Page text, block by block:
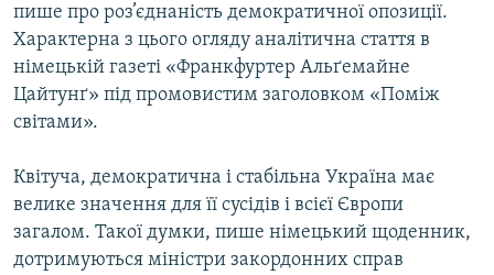
КРИМ РЕАЛІЇ
РУС
УКР
КТАТ
ДОЛУЧАЙСЯ!
пише про роз’єднаність демократичної опозиції.
Характерна з цього огляду аналітична стаття в
німецькій газеті «Франкфуртер Альґемайне
Цайтунґ» під промовистим заголовком «Поміж
світами».
Квітуча, демократична і стабільна Україна має
велике значення для її сусідів і всієї Європи
загалом. Такої думки, пише німецький щоденник,
дотримуються міністри закордонних справ